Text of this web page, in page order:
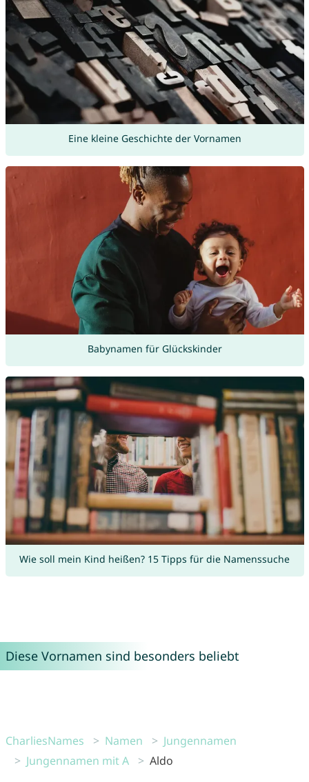
Eine kleine Geschichte der Vornamen
Babynamen für Glückskinder
Wie soll mein Kind heißen? 15 Tipps für die Namenssuche
Diese Vornamen sind besonders beliebt
CharliesNames Namen
Jungennamen
Jungennamen mit A
Aldo